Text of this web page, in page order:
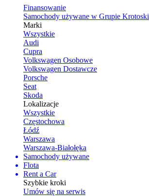
Finansowanie
Samochody używane w Grupie Krotoski
Marki
Wszystkie
Audi
Cupra
Volkswagen Osobowe
Volkswagen Dostawcze
Porsche
Seat
Skoda
Lokalizacje
Wszystkie
Częstochowa
Łódź
Warszawa
Warszawa-Białołęka
Samochody używane
Flota
Rent a Car
Szybkie kroki
Umów się na serwis